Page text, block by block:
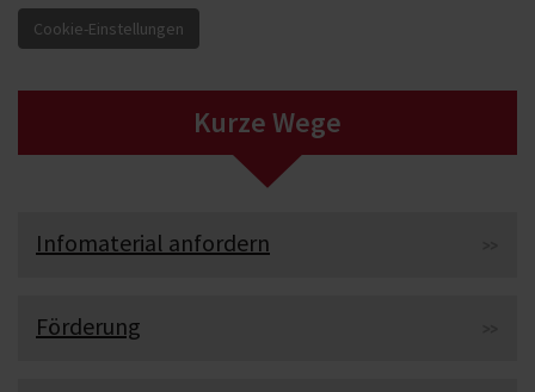
Kurze Wege
Infomaterial anfordern
Förderung